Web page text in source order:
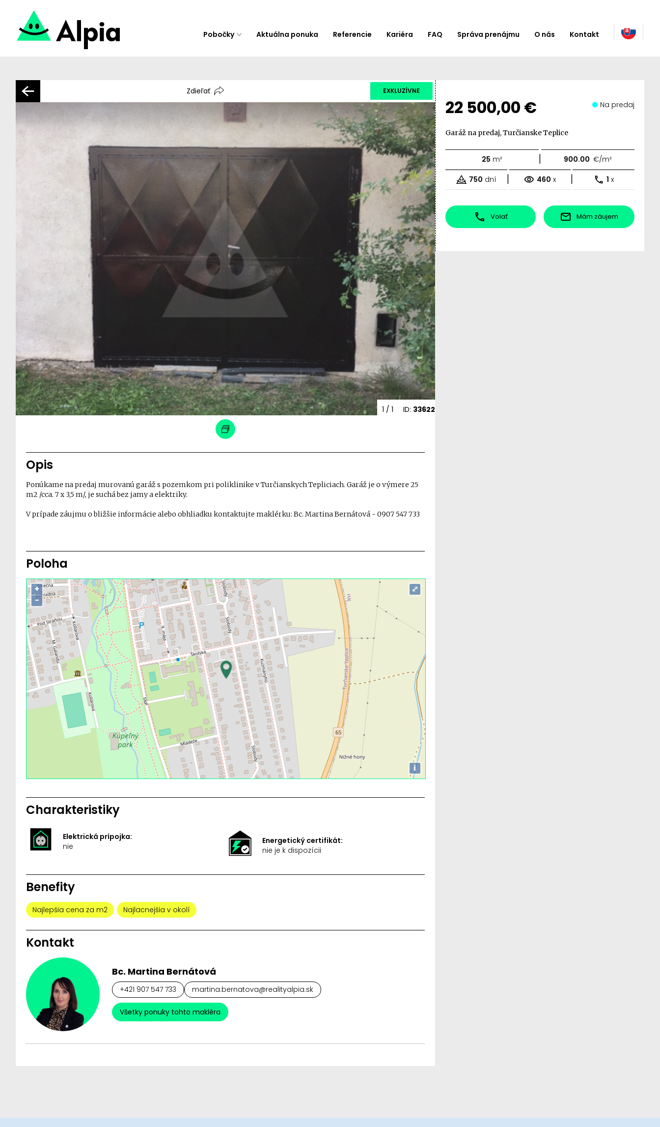
Pobočky Aktuálna ponuka Referencie Kariéra FAQ Správa prenájmu O nás Kontakt
Zdieľať EXKLUZÍVNE
ID: 33622
1 / 1
22 500,00 € Na predaj
Garáž na predaj, Turčianske Teplice
25 m² | 900.00 €/m²
750 dní | 460 x | 1 x
Volať Mám záujem
Opis
Ponúkame na predaj murovanú garáž s pozemkom pri poliklinike v Turčianskych Tepliciach. Garáž je o výmere 25
m2 /cca. 7 x 3,5 m/, je suchá bez jamy a elektriky.
V prípade záujmu o bližšie informácie alebo obhliadku kontaktujte maklérku: Bc. Martina Bernátová - 0907 547 733
Poloha
+
−
i
⤢
Charakteristiky
Elektrická prípojka:
nie
Energetický certifikát:
nie je k dispozícii
Benefity
Najlepšia cena za m2 Najlacnejšia v okolí
Kontakt
Bc. Martina Bernátová
+421 907 547 733 martina.bernatova@realityalpia.sk
Všetky ponuky tohto makléra